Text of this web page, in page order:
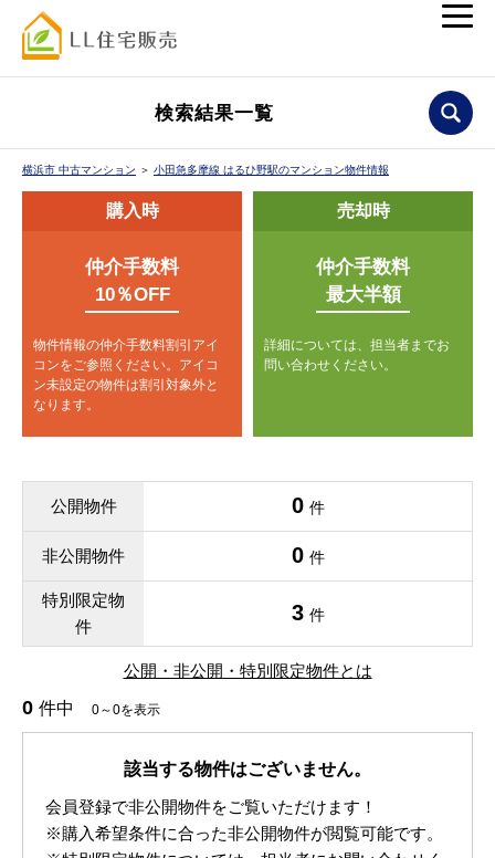
検索結果一覧
横浜市 中古マンション ＞ 小田急多摩線 はるひ野駅のマンション物件情報
購入時
仲介手数料
10％OFF
物件情報の仲介手数料割引アイ
コンをご参照ください。 アイコ
ン未設定の物件は割引対象外と
なります。
売却時
仲介手数料
最大半額
詳細については、担当者までお
問い合わせください。
公開物件 0 件
非公開物件 0 件
特別限定物
件
3 件
公開・非公開・特別限定物件とは
0 件中 0～0を表示
該当する物件はございません。
会員登録で非公開物件をご覧いただけます！
※購入希望条件に合った非公開物件が閲覧可能です。